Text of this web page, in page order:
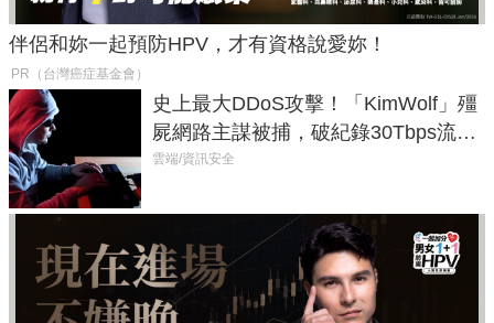
伴侶和妳一起預防HPV，才有資格說愛妳！
PR（台灣癌症基金會）
史上最大DDoS攻擊！「KimWolf」殭
屍網路主謀被捕，破紀錄30Tbps流量
癱瘓全球！
雲端/資訊安全